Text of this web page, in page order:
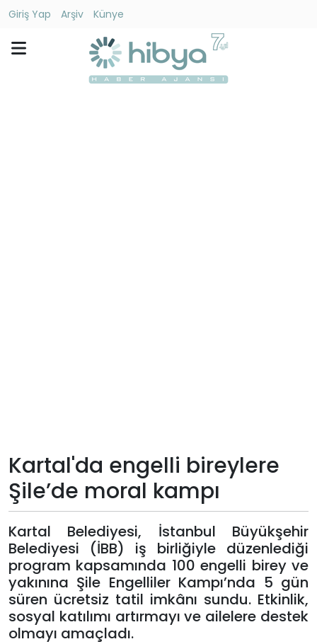
Giriş Yap Arşiv
Künye
Künye
Giriş
Yap
Kartal'da engelli bireylere
Şile’de moral kampı
Kartal Belediyesi, İstanbul Büyükşehir
Belediyesi (İBB) iş birliğiyle düzenlediği
program kapsamında 100 engelli birey ve
yakınına Şile Engelliler Kampı’nda 5 gün
süren ücretsiz tatil imkânı sundu. Etkinlik,
sosyal katılımı artırmayı ve ailelere destek
olmayı amaçladı.